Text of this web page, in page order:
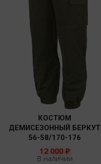
КОСТЮМ
ДЕМИСЕЗОННЫЙ БЕРКУТ
56-58/170-176
12 000 ₽
В наличии